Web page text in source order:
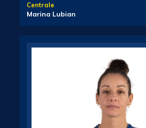
Centrale
Marina Lubian